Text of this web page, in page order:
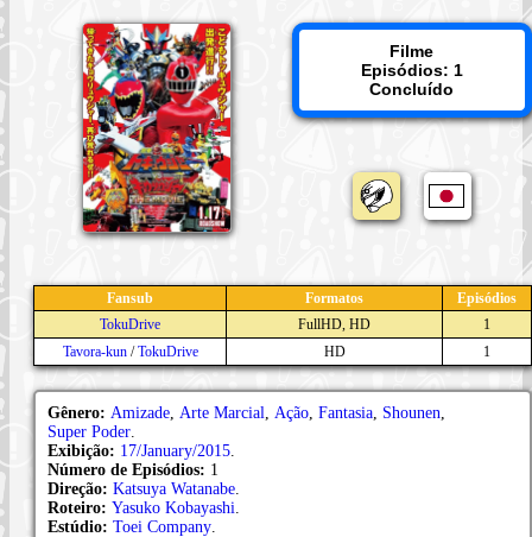
Filme
Episódios: 1
Concluído
Fansub Formatos
Episódios
TokuDrive
FullHD, HD
1
Tavora-kun/TokuDrive HD 1
Gênero: Amizade Arte Marcial Ação Fantasia Shounen
Super Poder
Exibição: 17/January/2015
Número de Episódios: 1
Direção: Katsuya Watanabe
Roteiro: Yasuko Kobayashi
Estúdio: Toei Company